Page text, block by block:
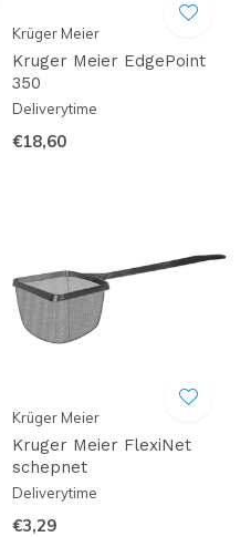
Krüger Meier
Kruger Meier EdgePoint
350
Deliverytime
€18,60
Krüger Meier
Kruger Meier FlexiNet
schepnet
Deliverytime
€3,29